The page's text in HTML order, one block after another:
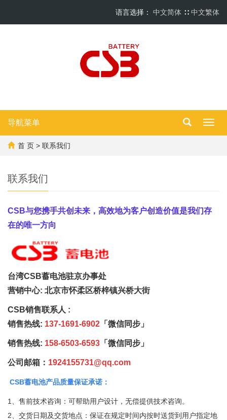
语言选择： 中文简体 ∷ 中文繁体
导航菜单
首 页 > 联系我们
联系我们
CSB与您携手共创未来， 高效地为客户创造价值是我们存
在的唯一方向
台湾CSB蓄电池驻京办事处
营销中心: 北京市怀柔区桥梓镇兴桥大街
CSB销售联系人 :
销售热线: 137-1691-6902 「微信同步」
销售热线: 158-6503-6593 「微信同步」
公司邮箱： 1924155731@qq.com
CSB蓄电池产品质量保证承诺：
1、售前技术咨询：可帮助用户设计，无偿提供技术咨询。
2、交货日期及交货地点：保证在规定时间内按时送货到用户指定地